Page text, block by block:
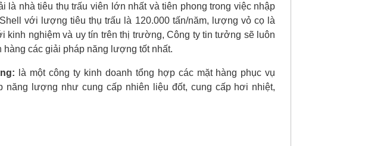
là nhà tiêu thụ trấu viên lớn nhất và tiên phong trong việc nhập
với lượng tiêu thụ trấu là 120.000 tấn/năm, lượng vỏ cọ là
kinh nghiệm và uy tín trên thị trường, Công ty tin tưởng sẽ luôn
hàng các giải pháp năng lượng tốt nhất.
là một công ty kinh doanh tổng hợp các mặt hàng phục vụ
năng lượng như cung cấp nhiên liệu đốt, cung cấp hơi nhiệt,